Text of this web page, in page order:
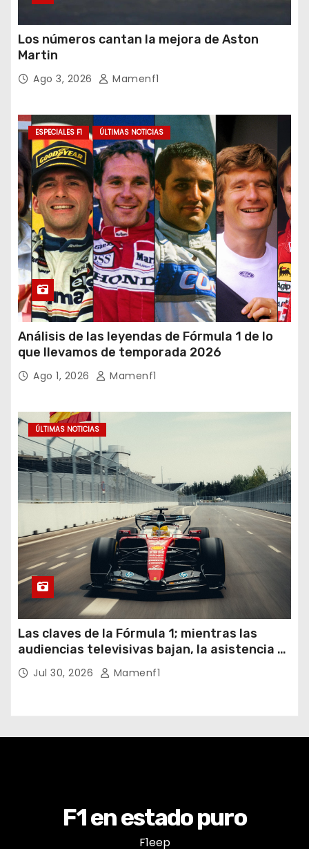
Los números cantan la mejora de Aston
Martin
Ago 3, 2026 Mamenf1
ESPECIALES F1 ÚLTIMAS NOTICIAS
Análisis de las leyendas de Fórmula 1 de lo
que llevamos de temporada 2026
Ago 1, 2026 Mamenf1
ÚLTIMAS NOTICIAS
Las claves de la Fórmula 1; mientras las
audiencias televisivas bajan, la asistencia a
los circuitos suben y en España se nos
vienen sorpresas
Jul 30, 2026 Mamenf1
F1 en estado puro
F1eep